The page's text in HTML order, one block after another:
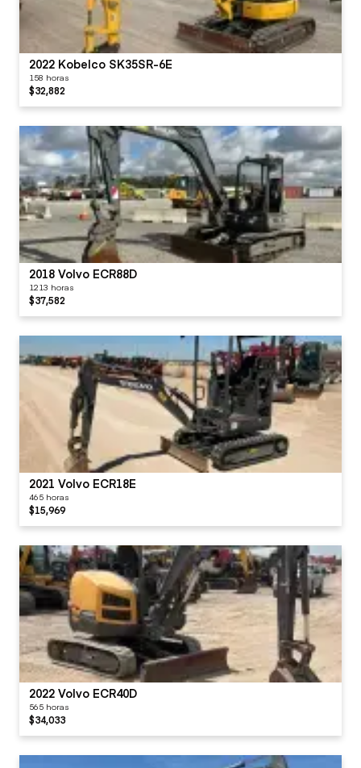
2022 Kobelco SK35SR-6E
158 horas
$32,882
2018 Volvo ECR88D
1213 horas
$37,582
2021 Volvo ECR18E
465 horas
$15,969
2022 Volvo ECR40D
565 horas
$34,033